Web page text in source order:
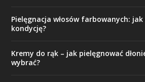
Pielęgnacja włosów farbowanych:
kondycję?
Kremy do rąk – jak pielęgnować
wybrać?